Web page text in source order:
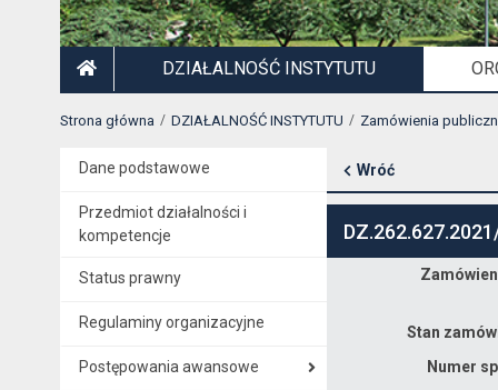
DZIAŁALNOŚĆ INSTYTUTU
Strona główna DZIAŁALNOŚĆ INSTYTUTU Zamówienia
Dane podstawowe
Przedmiot działalności i
kompetencje
Status prawny
Regulaminy organizacyjne
Postępowania awansowe
Wróć
Stan
Numer